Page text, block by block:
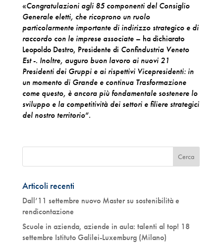
«Congratulazioni agli 85 componenti del Consiglio
Generale eletti, che ricoprono un ruolo
particolarmente importante di indirizzo strategico e di
raccordo con le imprese associate– ha dichiarato
Leopoldo Destro, Presidente di Confindustria Veneto
Est-. Inoltre, auguro buon lavoro ai nuovi 21
Presidenti dei Gruppi e ai rispettivi Vicepresidenti: in
un momento di Grande e continua Trasformazione
come questo, è ancora più fondamentale sostenere lo
sviluppo e la competitività dei settori e filiere strategici
del nostro territorio“.
Articoli recenti
Dall’11 settembre nuovo Master su sostenibilità e
rendicontazione
Scuole in azienda, aziende in aula: talenti al top! 18
settembre Istituto Galilei-Luxemburg (Milano)